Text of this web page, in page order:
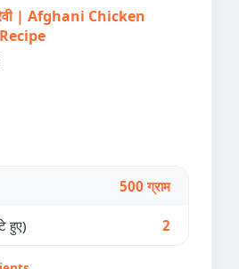
| Afghani Chicken
500 ग्राम
हुए) 2